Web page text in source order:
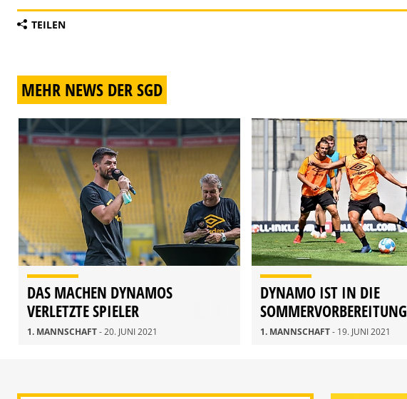
TEILEN
MEHR NEWS DER SGD
DAS MACHEN DYNAMOS
VERLETZTE SPIELER
1. MANNSCHAFT- 20. JUNI 2021
DYNAMO IST IN DIE
SOMMERVORBEREITUNG
GESTARTET
1. MANNSCHAFT- 19. JUNI 2021